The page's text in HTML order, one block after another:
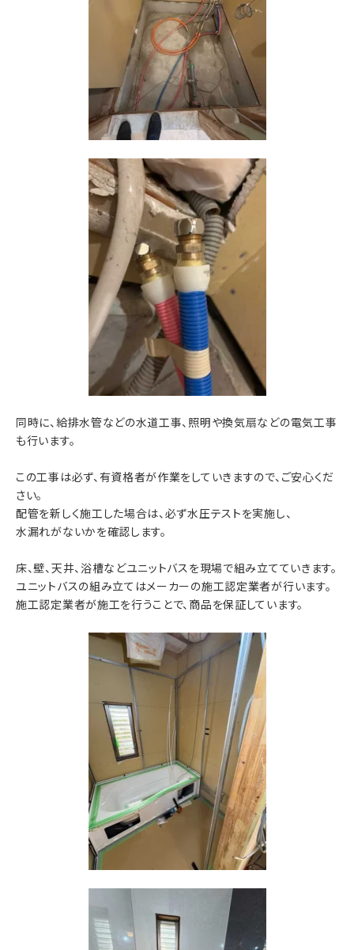
同時に、給排水管などの水道工事、照明や換気扇などの電気工事
も行います。
この工事は必ず、有資格者が作業をしていきますので、ご安心くだ
さい。
配管を新しく施工した場合は、必ず水圧テストを実施し、
水漏れがないかを確認します。
床、壁、天井、浴槽などユニットバスを現場で組み立てていきます。
ユニットバスの組み立てはメーカーの施工認定業者が行います。
施工認定業者が施工を行うことで、商品を保証しています。